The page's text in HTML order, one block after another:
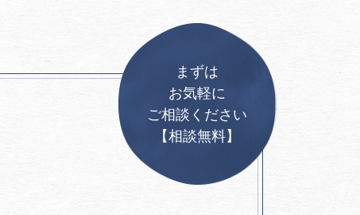
まずは
お気軽に
ご相談ください
【相談無料】